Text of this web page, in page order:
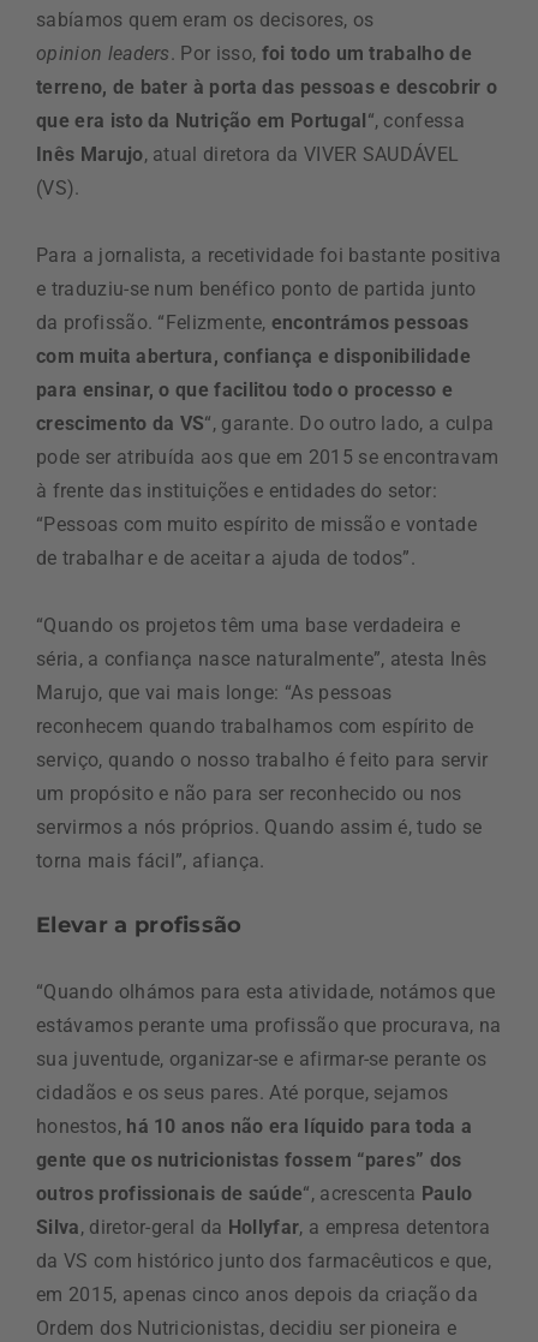
sabíamos quem eram os decisores, os
opinion leaders. Por isso, foi todo um trabalho de
terreno, de bater à porta das pessoas e descobrir o
que era isto da Nutrição em Portugal “, confessa
Inês Marujo, atual diretora da VIVER SAUDÁVEL
(VS).
Para a jornalista, a recetividade foi bastante positiva
e traduziu-se num benéfico ponto de partida junto
da profissão. “Felizmente, encontrámos pessoas
com muita abertura, confiança e disponibilidade
para ensinar, o que facilitou todo o processo e
crescimento da VS“, garante. Do outro lado, a culpa
pode ser atribuída aos que em 2015 se encontravam
à frente das instituições e entidades do setor:
“Pessoas com muito espírito de missão e vontade
de trabalhar e de aceitar a ajuda de todos”.
“Quando os projetos têm uma base verdadeira e
séria, a confiança nasce naturalmente”, atesta Inês
Marujo, que vai mais longe: “As pessoas
reconhecem quando trabalhamos com espírito de
serviço, quando o nosso trabalho é feito para servir
um propósito e não para ser reconhecido ou nos
servirmos a nós próprios. Quando assim é, tudo se
torna mais fácil”, afiança.
Elevar a profissão
“Quando olhámos para esta atividade, notámos que
estávamos perante uma profissão que procurava, na
sua juventude, organizar-se e afirmar-se perante os
cidadãos e os seus pares. Até porque, sejamos
honestos, há 10 anos não era líquido para toda a
gente que os nutricionistas fossem “pares” dos
outros profissionais de saúde“, acrescenta Paulo
Silva, diretor-geral da Hollyfar, a empresa detentora
da VS com histórico junto dos farmacêuticos e que,
em 2015, apenas cinco anos depois da criação da
Ordem dos Nutricionistas, decidiu ser pioneira e